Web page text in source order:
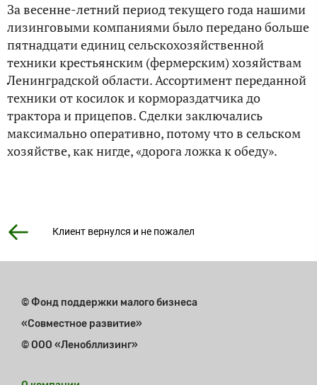
За весенне-летний период текущего года нашими
лизинговыми компаниями было передано больше
пятнадцати единиц сельскохозяйственной
техники крестьянским (фермерским) хозяйствам
Ленинградской области. Ассортимент переданной
техники от косилок и кормораздатчика до
трактора и прицепов. Сделки заключались
максимально оперативно, потому что в сельском
хозяйстве, как нигде, «дорога ложка к обеду».
Клиент вернулся и не пожалел
© Фонд поддержки малого бизнеса
«Совместное развитие»
© ООО «Ленобллизинг»